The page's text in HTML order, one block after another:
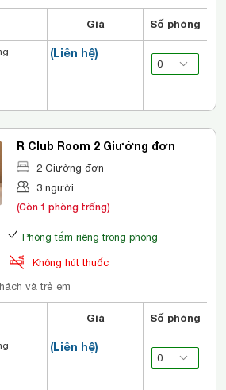
Giá Số phòng
(Liên hệ)
R Club Room 2 Giường đơn
2 Giường đơn
3 người
(Còn 1 phòng trống)
Phòng tắm riêng trong phòng
Không hút thuốc
và trẻ em
Giá Số phòng
(Liên hệ)